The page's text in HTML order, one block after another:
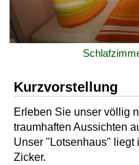
Kurzvorstellung
Erleben Sie unser völlig
traumhaften Aussichten
Unser "Lotsenhaus" liegt
Zicker.